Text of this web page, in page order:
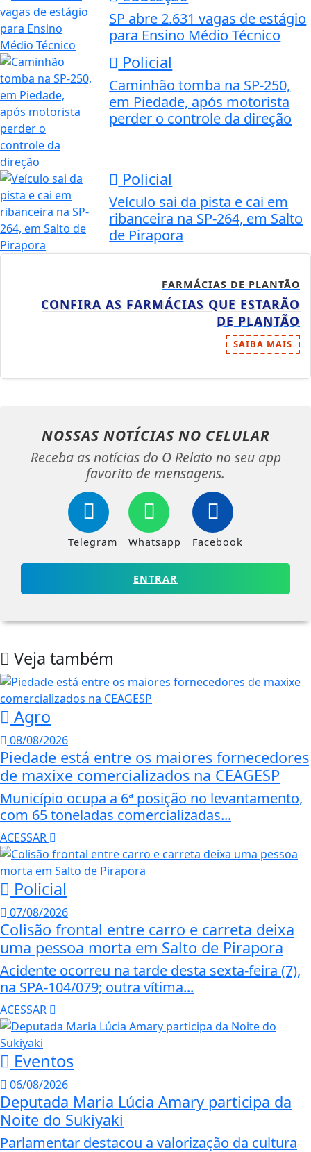
SP abre 2.631 vagas de estágio
para Ensino Médio Técnico
Policial
Caminhão tomba na SP-250,
em Piedade, após motorista
perder o controle da direção
Policial
Veículo sai da pista e cai em
ribanceira na SP-264, em Salto
de Pirapora
FARMÁCIAS DE PLANTÃO
CONFIRA AS FARMÁCIAS QUE ESTARÃO
DE PLANTÃO
SAIBA MAIS
NOSSAS NOTÍCIAS NO CELULAR
Receba as notícias do O Relato no seu app
favorito de mensagens.
Telegram Whatsapp Facebook
ENTRAR
Veja também
Agro
08/08/2026
Piedade está entre os maiores fornecedores
de maxixe comercializados na CEAGESP
Município ocupa a 6ª posição no levantamento,
com 65 toneladas comercializadas...
ACESSAR
Policial
07/08/2026
Colisão frontal entre carro e carreta deixa
uma pessoa morta em Salto de Pirapora
Acidente ocorreu na tarde desta sexta-feira (7),
na SPA-104/079; outra vítima...
ACESSAR
Eventos
06/08/2026
Deputada Maria Lúcia Amary participa da
Noite do Sukiyaki
Parlamentar destacou a valorização da cultura